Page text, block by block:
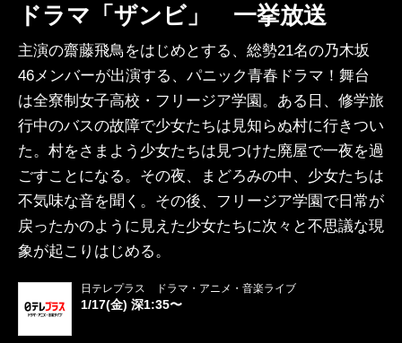
ドラマ「ザンビ」 一挙放送
主演の齋藤飛鳥をはじめとする、総勢21名の乃木坂
46メンバーが出演する、パニック青春ドラマ！舞台
は全寮制女子高校・フリージア学園。ある日、修学旅
行中のバスの故障で少女たちは見知らぬ村に行きつい
た。村をさまよう少女たちは見つけた廃屋で一夜を過
ごすことになる。その夜、まどろみの中、少女たちは
不気味な音を聞く。その後、フリージア学園で日常が
戻ったかのように見えた少女たちに次々と不思議な現
象が起こりはじめる。
日テレプラス ドラマ・アニメ・音楽ライブ
1/17(金) 深1:35〜